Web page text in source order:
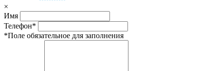
×
Имя
Телефон*
*Поле обязательное для заполнения